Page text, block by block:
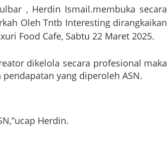
, Herdin Ismail.membuka secara
Oleh Tntb Interesting dirangkaikan
Food Cafe, Sabtu 22 Maret 2025.
dikelola secara profesional maka
yang diperoleh ASN.
Herdin.